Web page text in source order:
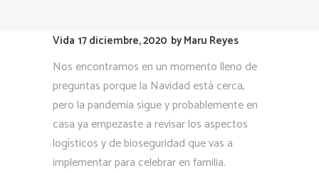
Vida 17 diciembre, 2020 byMaru Reyes
Nos encontramos en un momento lleno de
preguntas porque la Navidad está cerca,
pero la pandemia sigue y probablemente en
casa ya empezaste a revisar los aspectos
logísticos y de bioseguridad que vas a
implementar para celebrar en familia.